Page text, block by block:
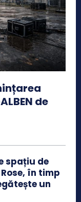
de
spațiu de
în timp
un